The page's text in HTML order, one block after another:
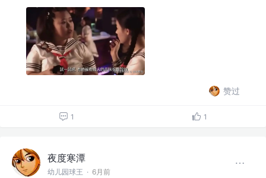
赞过
1 1
夜度寒潭
幼儿园球王 · 6月前